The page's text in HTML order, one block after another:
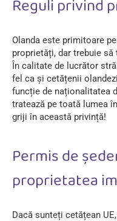
Reguli privind
Olanda este primitoare
proprietăți, dar trebuie
În calitate de lucrător
fel ca și cetățenii
funcție de naționalitatea
tratează pe toată lumea
griji în această privință!
Permis de
proprietatea
Dacă sunteți cetățean